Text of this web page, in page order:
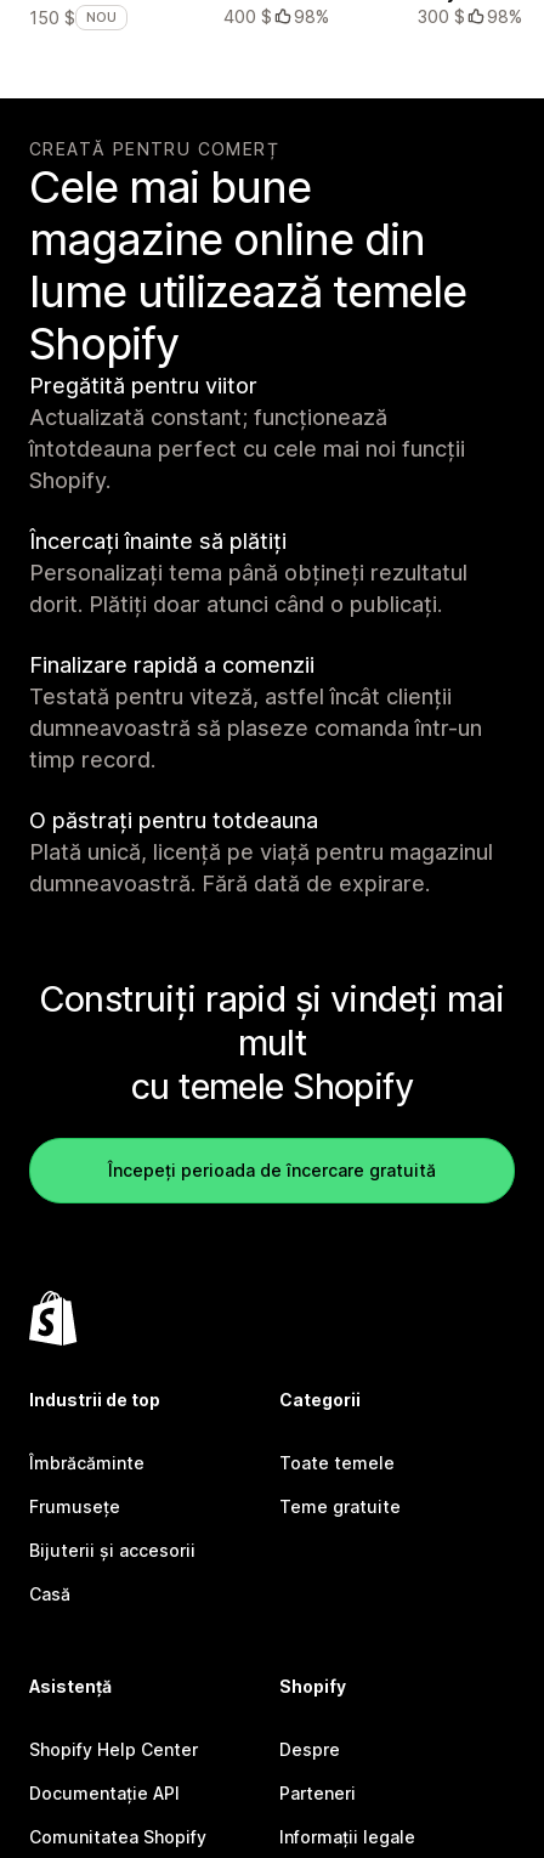
150 $
NOU
400 $
98%
300 $
98%
CREATĂ PENTRU COMERȚ
Cele mai bune
magazine online din
lume utilizează temele
Shopify
Pregătită pentru viitor
Actualizată constant; funcționează
întotdeauna perfect cu cele mai noi funcții
Shopify.
Încercați înainte să plătiți
Personalizați tema până obțineți rezultatul
dorit. Plătiți doar atunci când o publicați.
Finalizare rapidă a comenzii
Testată pentru viteză, astfel încât clienții
dumneavoastră să plaseze comanda într-un
timp record.
O păstrați pentru totdeauna
Plată unică, licență pe viață pentru magazinul
dumneavoastră. Fără dată de expirare.
Construiți rapid și vindeți mai
mult
cu temele Shopify
Începeți perioada de încercare gratuită
Industrii de top
Îmbrăcăminte
Frumusețe
Bijuterii și accesorii
Casă
Categorii
Toate temele
Teme gratuite
Asistență
Shopify Help Center
Documentație API
Comunitatea Shopify
Shopify
Despre
Parteneri
Informații legale